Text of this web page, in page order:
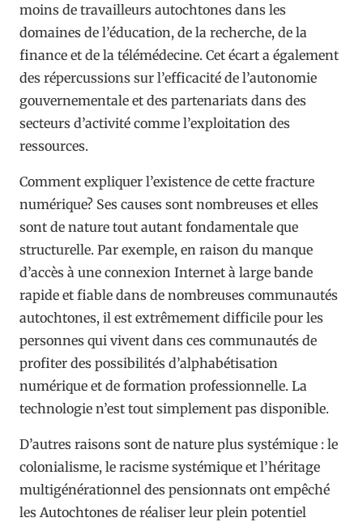
moins de travailleurs autochtones dans les
domaines de l’éducation, de la recherche, de la
finance et de la télémédecine. Cet écart a également
des répercussions sur l’efficacité de l’autonomie
gouvernementale et des partenariats dans des
secteurs d’activité comme l’exploitation des
ressources.
Comment expliquer l’existence de cette fracture
numérique? Ses causes sont nombreuses et elles
sont de nature tout autant fondamentale que
structurelle. Par exemple, en raison du manque
d’accès à une connexion Internet à large bande
rapide et fiable dans de nombreuses communautés
autochtones, il est extrêmement difficile pour les
personnes qui vivent dans ces communautés de
profiter des possibilités d’alphabétisation
numérique et de formation professionnelle. La
technologie n’est tout simplement pas disponible.
D’autres raisons sont de nature plus systémique : le
colonialisme, le racisme systémique et l’héritage
multigénérationnel des pensionnats ont empêché
les Autochtones de réaliser leur plein potentiel